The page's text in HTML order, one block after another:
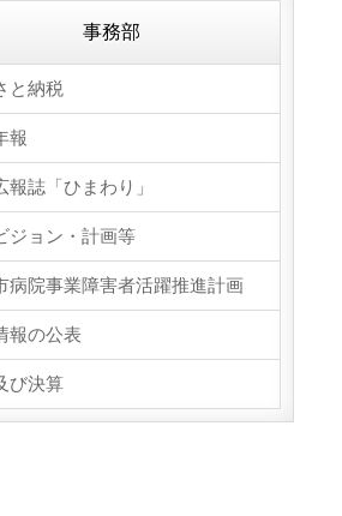
事務部
と納税
報
報誌「ひまわり」
ジョン・計画等
病院事業障害者活躍推進計画
報の公表
び決算